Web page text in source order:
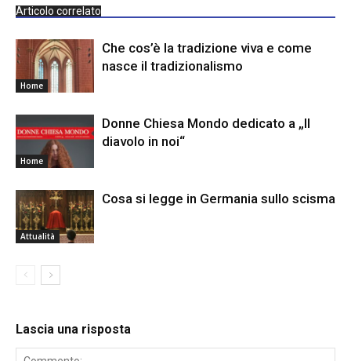
Articolo correlato
Home
Che cos’è la tradizione viva e come
nasce il tradizionalismo
Home
Donne Chiesa Mondo dedicato a „Il
diavolo in noi“
Attualità
Cosa si legge in Germania sullo scisma
Lascia una risposta